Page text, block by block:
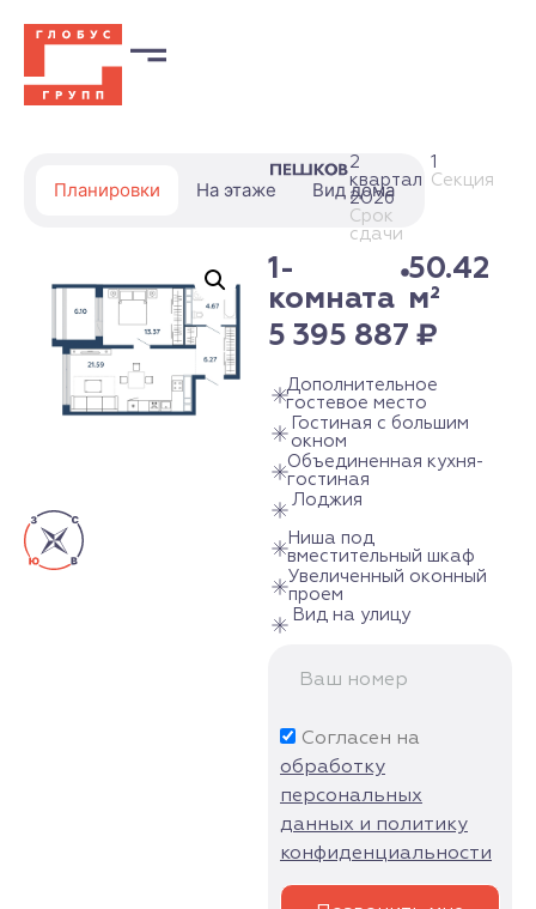
Планировки На этаже Вид дома
2
квартал
2026
Срок
сдачи
1
Секция
1-
комната
50.42
м²
5 395 887 ₽
Дополнительное
гостевое место
Гостиная с большим
окном
Объединенная кухня-
гостиная
Лоджия
Ниша под
вместительный шкаф
Увеличенный оконный
проем
Вид на улицу
Согласен на
обработку
персональных
данных и политику
конфиденциальности